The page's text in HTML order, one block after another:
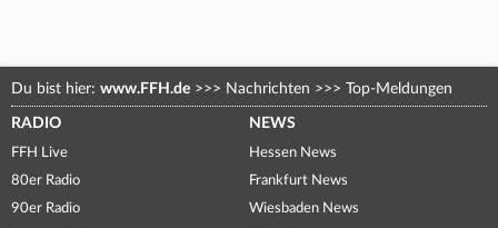
Du bist hier: www.FFH.de >>> Nachrichten >>> Top-Meldungen
RADIO
FFH Live
80er Radio
90er Radio
NEWS
Hessen News
Frankfurt News
Wiesbaden News